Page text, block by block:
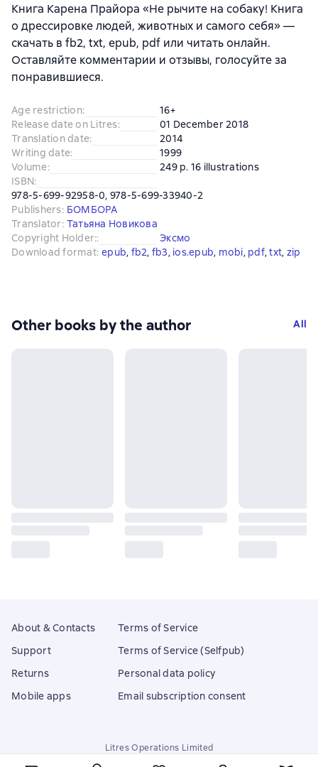
Книга Карена Прайора «Не рычите на собаку! Книга
о дрессировке людей, животных и самого себя» —
скачать в fb2, txt, epub, pdf или читать онлайн.
Оставляйте комментарии и отзывы, голосуйте за
понравившиеся.
Age restriction:
16+
Release date on Litres:
01 December 2018
Translation date:
2014
Writing date:
1999
Volume:
249 p. 16 illustrations
ISBN:
978-5-699-92958-0, 978-5-699-33940-2
Publishers: БОМБОРА
Translator: Татьяна Новикова
Copyright Holder::
Эксмо
Download format: epub, fb2, fb3, ios.epub, mobi, pdf, txt, zip
Other books by the author All
About & Contacts
Support
Returns
Mobile apps
Terms of Service
Terms of Service (Selfpub)
Personal data policy
Email subscription consent
Litres Operations Limited